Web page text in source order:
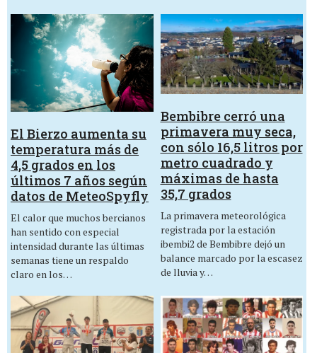
El Bierzo aumenta su
temperatura más de
4,5 grados en los
últimos 7 años según
datos de MeteoSpyfly
El calor que muchos bercianos
han sentido con especial
intensidad durante las últimas
semanas tiene un respaldo
claro en los…
Bembibre cerró una
primavera muy seca,
con sólo 16,5 litros por
metro cuadrado y
máximas de hasta
35,7 grados
La primavera meteorológica
registrada por la estación
ibembi2 de Bembibre dejó un
balance marcado por la escasez
de lluvia y…